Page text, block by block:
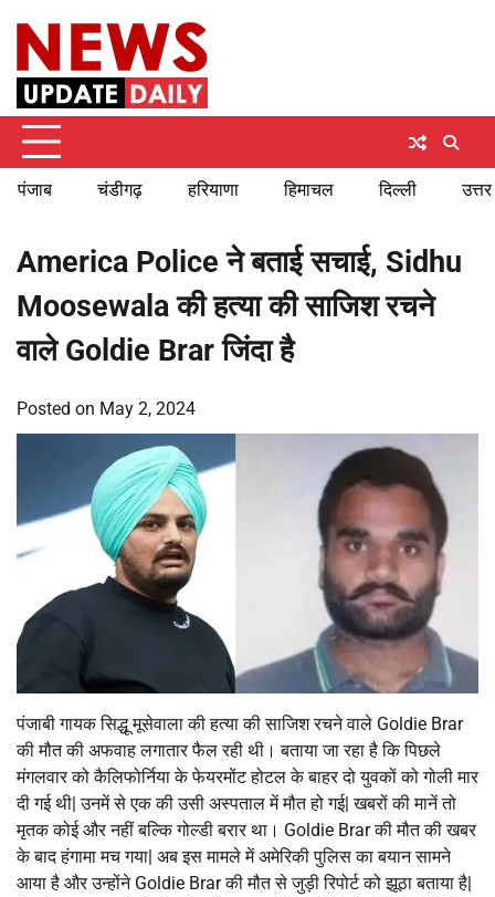
content
पंजाब चंडीगढ़ हरियाणा हिमाचल दिल्ली
America Police ने बताई सचाई, Sidhu
Moosewala की हत्या की साजिश रचने
वाले Goldie Brar जिंदा है
Posted on May 2, 2024
पंजाबी गायक सिद्धू मूसेवाला की हत्या की साजिश रचने वाले Goldie Brar
की मौत की अफवाह लगातार फैल रही थी। बताया जा रहा है कि पिछले
मंगलवार को कैलिफोर्निया के फेयरमोंट होटल के बाहर दो युवकों को गोली मार
दी गई थी| उनमें से एक की उसी अस्पताल में मौत हो गई| खबरों की मानें तो
मृतक कोई और नहीं बल्कि गोल्डी बरार था। Goldie Brar की मौत की खबर
के बाद हंगामा मच गया| अब इस मामले में अमेरिकी पुलिस का बयान सामने
आया है और उन्होंने Goldie Brar की मौत से जुड़ी रिपोर्ट को झूठा बताया है|